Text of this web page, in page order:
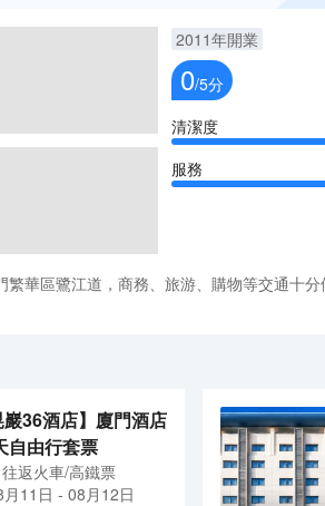
2011年開業
0/5分
清潔度
服務
華區鷺江道，商務、旅游、購物等交通十
巖36酒店】廈門酒店
自由行套票
往返火車/高鐵票
11日 - 08月12日